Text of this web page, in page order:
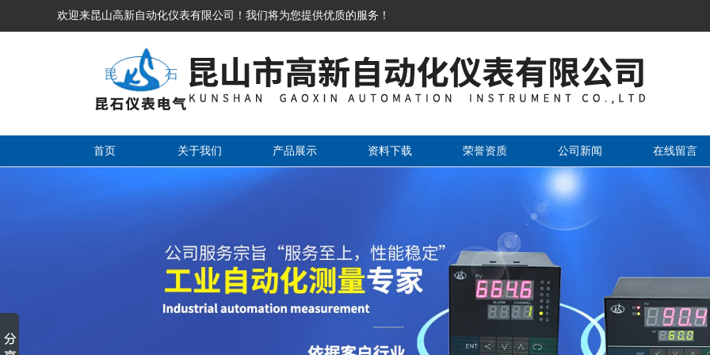
欢迎来昆山高新自动化仪表有限公司！我们将为您提供优质的服务！
首页 关于我们 产品展示 资料下载 荣誉资质 公司新闻 在线留言